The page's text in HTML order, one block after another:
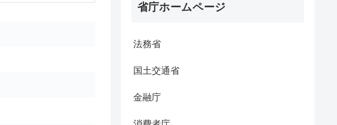
省庁ホームページ
法務省
国土交通省
金融庁